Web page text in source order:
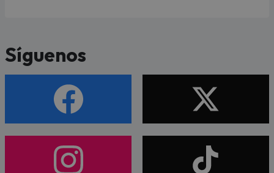
Síguenos